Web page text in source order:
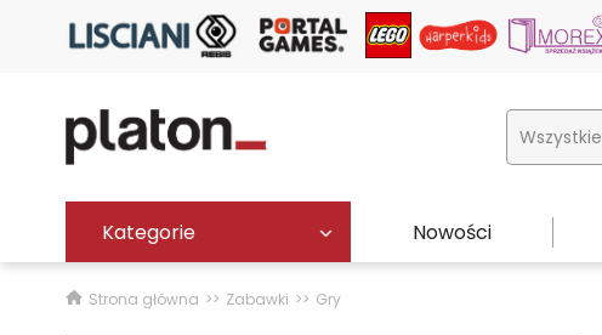
Kategorie Nowości
Strona główna Zabawki Gry